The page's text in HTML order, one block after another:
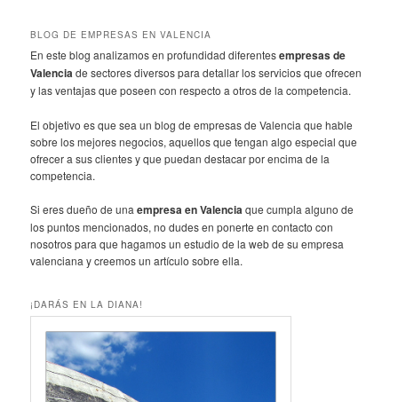
BLOG DE EMPRESAS EN VALENCIA
En este blog analizamos en profundidad diferentesempresas de
Valenciade sectores diversos para detallar los servicios que ofrecen
y las ventajas que poseen con respecto a otros de la competencia.
El objetivo es que sea un blog de empresas de Valencia que hable
sobre los mejores negocios, aquellos que tengan algo especial que
ofrecer a sus clientes y que puedan destacar por encima de la
competencia.
Si eres dueño de unaempresa en Valenciaque cumpla alguno de
los puntos mencionados, no dudes en ponerte en contacto con
nosotros para que hagamos un estudio de la web de su empresa
valenciana y creemos un artículo sobre ella.
¡DARÁS EN LA DIANA!